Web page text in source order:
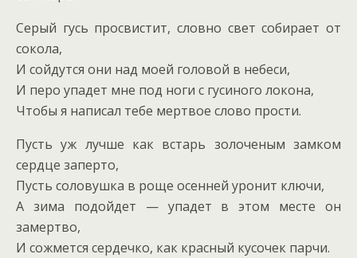
Серый гусь просвистит, словно свет собирает от
сокола,
И сойдутся они над моей головой в небеси,
И перо упадет мне под ноги с гусиного локона,
Чтобы я написал тебе мертвое слово прости.
Пусть уж лучше как встарь золоченым замком
сердце заперто,
Пусть соловушка в роще осенней уронит ключи,
А зима подойдет — упадет в этом месте он
замертво,
И сожмется сердечко, как красный кусочек парчи.